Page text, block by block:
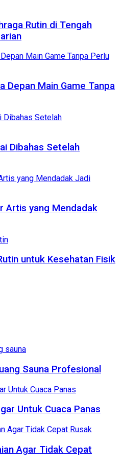
Rutin di Tengah
Depan Main Game Tanpa
Dibahas Setelah
Artis yang Mendadak
untuk Kesehatan Fisik
Sauna Profesional
Untuk Cuaca Panas
Agar Tidak Cepat